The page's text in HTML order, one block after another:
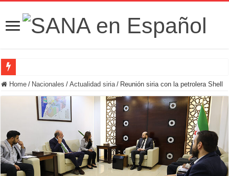
Fuerzas de Seguridad hallan fosa común con nueve cadáveres en la zona rural
Home / Nacionales / Actualidad siria / Reunión siria con la petrolera Shell